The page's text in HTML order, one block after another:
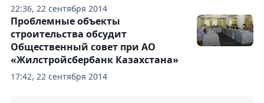
22:36, 22 сентября 2014
17:42, 22 сентября 2014
Проблемные объекты
строительства обсудит
Общественный совет при АО
«Жилстройсбербанк Казахстана»